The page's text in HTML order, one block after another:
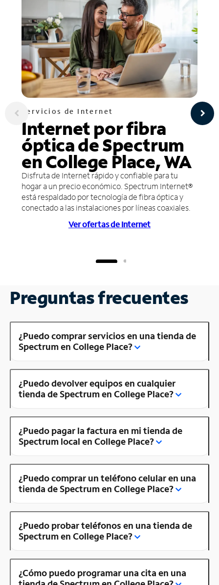
Servicios de Internet
Internet por fibra
óptica de Spectrum
en College Place, WA
Disfruta de Internet rápido y confiable para tu
hogar a un precio económico. Spectrum Internet®
está respaldado por tecnología de fibra óptica y
conectado a las instalaciones por líneas coaxiales.
Ver ofertas de Internet
Preguntas frecuentes
¿Puedo comprar servicios en una tienda de
Spectrum en College Place?
¿Puedo devolver equipos en cualquier
tienda de Spectrum en College Place?
¿Puedo pagar la factura en mi tienda de
Spectrum local en College Place?
¿Puedo comprar un teléfono celular en una
tienda de Spectrum en College Place?
¿Puedo probar teléfonos en una tienda de
Spectrum en College Place?
¿Cómo puedo programar una cita en una